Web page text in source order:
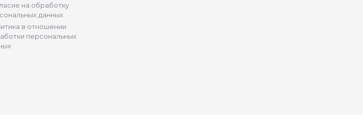
на обработку
данных
в отношении
персональных